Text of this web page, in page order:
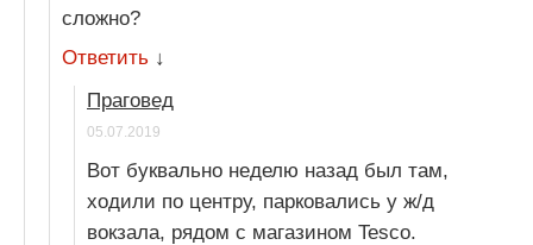
сложно?
Ответить ↓
Праговед
05.07.2019
Вот буквально неделю назад был там,
ходили по центру, парковались у ж/д
вокзала, рядом с магазином Tesco.